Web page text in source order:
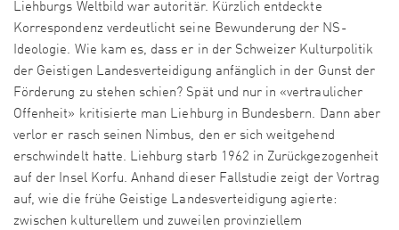
Liehburgs Weltbild war autoritär. Kürzlich entdeckte
Korrespondenz verdeutlicht seine Bewunderung der NS-
Ideologie. Wie kam es, dass er in der Schweizer Kulturpolitik
der Geistigen Landesverteidigung anfänglich in der Gunst der
Förderung zu stehen schien? Spät und nur in «vertraulicher
Offenheit» kritisierte man Liehburg in Bundesbern. Dann aber
verlor er rasch seinen Nimbus, den er sich weitgehend
erschwindelt hatte. Liehburg starb 1962 in Zurückgezogenheit
auf der Insel Korfu. Anhand dieser Fallstudie zeigt der Vortrag
auf, wie die frühe Geistige Landesverteidigung agierte:
zwischen kulturellem und zuweilen provinziellem